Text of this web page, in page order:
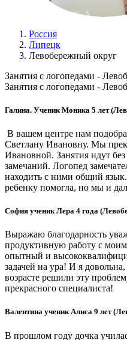
Россия
Липецк
Левобережный округ
Занятия с логопедами -
Занятия с логопедами -
Галина. Ученик Моника 5 лет
В вашем центре нам
Светлану Ивановну. Мы
Ивановной. Занятия идут
замечаний. Логопед
находить с ними общий
ребенку помогла, но мы и
София ученик Лера 4 года
Выражаю благодарность
продуктивную работу с
опытный и
задачей на ура! И я
возрасте решили эту
прекрасного специалиста!
Валентина ученик Алиса 9 лет
В прошлом году дочка